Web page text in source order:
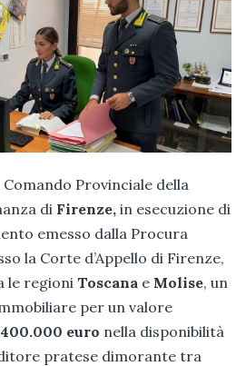
Provinciale della
di Firenze, in esecuzione di
emesso dalla Procura
la Corte d’Appello di Firenze,
le regioni Toscana e Molise, un
per un valore
400.000 euro nella disponibilità
pratese dimorante tra